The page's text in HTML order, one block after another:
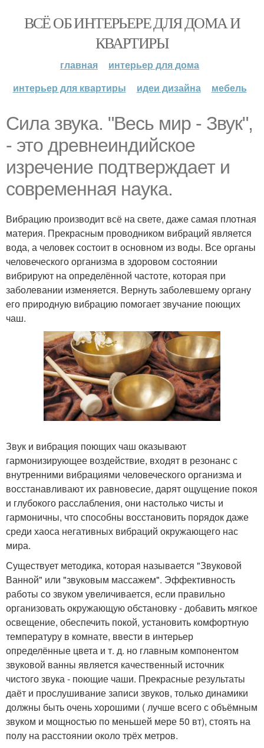
ВСЁ ОБ ИНТЕРЬЕРЕ ДЛЯ ДОМА И
КВАРТИРЫ
главная
интерьер для дома
интерьер для квартиры
идеи дизайна мебель
Сила звука. "Весь мир - Звук",
- это древнеиндийское
изречение подтверждает и
современная наука.
Вибрацию производит всё на свете, даже самая плотная
материя. Прекрасным проводником вибраций является
вода, а человек состоит в основном из воды. Все органы
человеческого организма в здоровом состоянии
вибрируют на определённой частоте, которая при
заболевании изменяется. Вернуть заболевшему органу
его природную вибрацию помогает звучание поющих
чаш.
Звук и вибрация поющих чаш оказывают
гармонизирующее воздействие, входят в резонанс с
внутренними вибрациями человеческого организма и
восстанавливают их равновесие, дарят ощущение покоя
и глубокого расслабления, они настолько чисты и
гармоничны, что способны восстановить порядок даже
среди хаоса негативных вибраций окружающего нас
мира.
Существует методика, которая называется "Звуковой
Ванной" или "звуковым массажем". Эффективность
работы со звуком увеличивается, если правильно
организовать окружающую обстановку - добавить мягкое
освещение, обеспечить покой, установить комфортную
температуру в комнате, ввести в интерьер
определённые цвета и т. д. но главным компонентом
звуковой ванны является качественный источник
чистого звука - поющие чаши. Прекрасные результаты
даёт и прослушивание записи звуков, только динамики
должны быть очень хорошими ( лучше всего с объёмным
звуком и мощностью по меньшей мере 50 вт), стоять на
полу на расстоянии около трёх метров.